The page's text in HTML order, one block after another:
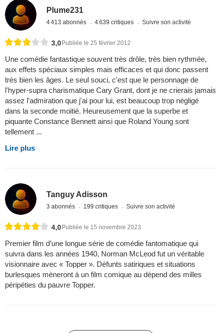
Plume231
4 413 abonnés 4 639 critiques Suivre son activité
3,0Publiée le 25 février 2012
Une comédie fantastique souvent très drôle, très bien rythmée,
aux effets spéciaux simples mais efficaces et qui donc passent
très bien les âges. Le seul souci, c'est que le personnage de
l'hyper-supra charismatique Cary Grant, dont je ne crierais jamais
assez l'admiration que j'ai pour lui, est beaucoup trop négligé
dans la seconde moitié. Heureusement que la superbe et
piquante Constance Bennett ainsi que Roland Young sont
tellement ...
Lire plus
Tanguy Adisson
3 abonnés 199 critiques Suivre son activité
4,0Publiée le 15 novembre 2023
Premier film d’une longue série de comédie fantomatique qui
suivra dans les années 1940, Norman McLeod fut un véritable
visionnaire avec « Topper ». Défunts satiriques et situations
burlesques mèneront à un film comique au dépend des milles
péripéties du pauvre Topper.